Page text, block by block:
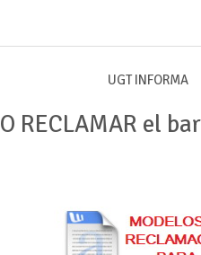
UGT INFORMA
RECLAMAR el